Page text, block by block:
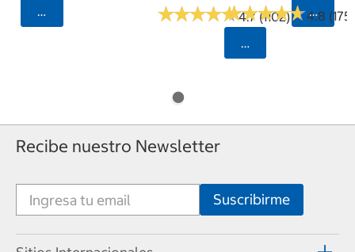
Seleccionar Código Postal
★★★★★
★★★★★4.7 (1102)
★★★★★
★★★★★4.8 (175)
Seleccionar
Recibe nuestro Newsletter